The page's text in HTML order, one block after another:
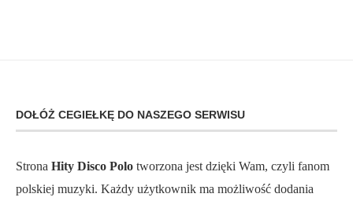
DOŁÓŻ CEGIEŁKĘ DO NASZEGO SERWISU
Strona Hity Disco Polo tworzona jest dzięki Wam, czyli fanom
polskiej muzyki. Każdy użytkownik ma możliwość dodania